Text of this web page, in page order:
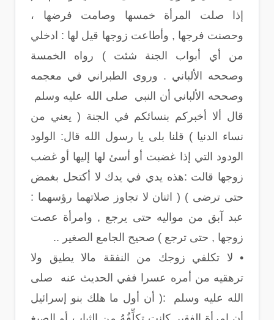
إذا صلت المرأة خمسها وصامت فرضها ،
وحصنت فرجها , وأطاعت زوجها قيل لها : ادخلي
من أي أبواب الجنة شئت ) رواه الخمسة
وصححه الألباني . وروى الطبراني في معجمه
وصححه الألباني أن النبي صلى الله عليه وسلم
قال ألا أخبركم بنسائكم في الجنة ( يعني من
نساء الدنيا ) قلنا بلى يا رسول الله قال: الولود
الودود التي إذا غضبت أو أسئ لها إليها أو غضب
زوجها قالت :هذه يدي في يدك لا أكتحل بغمض
حتى ترضى ) ( اثنان لا تجاوز صلاتهما رؤسهما :
عبد آبق من مواليه حتى يرجع , وامرأة عصت
زوجها , حتى ترجع ) صحيح الجامع الصغير ..
• لا تكلفي زوجك من النفقة مالا يطيق ولا
ترهقيه من أمره عسرا ففي الحديث عنه صلى
الله عليه وسلم :( أن أول ما هلك بنو إسرائيل